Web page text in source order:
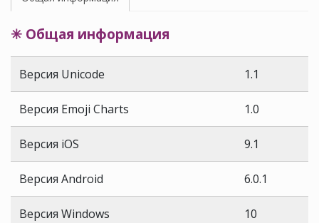
✳ Общая информация
Версия Unicode 1.1
Версия Emoji Charts 1.0
Версия iOS 9.1
Версия Android 6.0.1
Версия Windows 10